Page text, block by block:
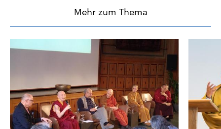
Mehr zum Thema